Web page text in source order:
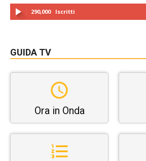
290,000 Iscritti
GUIDA TV
Ora in Onda